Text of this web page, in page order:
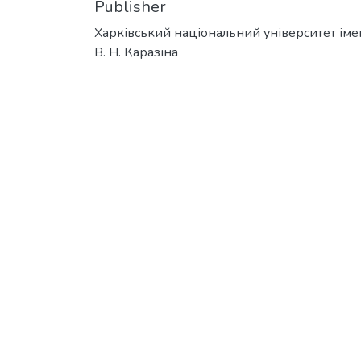
Publisher
Харківський національний університет
В. Н. Каразіна